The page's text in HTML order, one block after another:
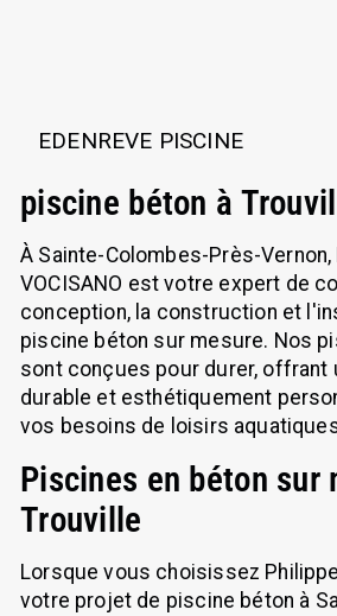
EDENREVE PISCINE
piscine béton à
À Sainte-Colombes-Près-Vernon,
VOCISANO est votre expert de
conception, la construction et
piscine béton sur mesure. Nos
sont conçues pour durer, offrant
durable et esthétiquement
vos besoins de loisirs
Piscines en béton sur
Trouville
Lorsque vous choisissez
votre projet de piscine béton à